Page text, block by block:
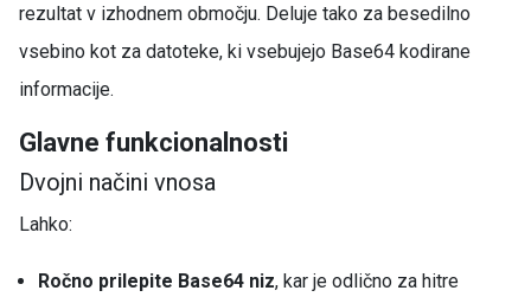
rezultat v izhodnem območju. Deluje tako za besedilno
vsebino kot za datoteke, ki vsebujejo Base64 kodirane
informacije.
Glavne funkcionalnosti
Dvojni načini vnosa
Lahko:
Ročno prilepite Base64 niz, kar je odlično za hitre